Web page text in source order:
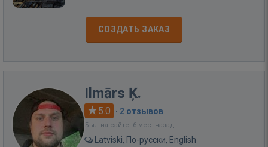
СОЗДАТЬ ЗАКАЗ
Ilmārs Ķ.
5.0 · 2 отзывов
Был на сайте: 6 мес. назад
Latviski, По-русски, English